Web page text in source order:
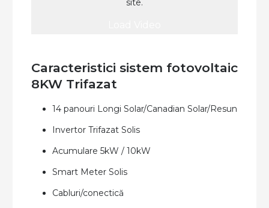
site.
Caracteristici sistem fotovoltaic
8KW Trifazat
14 panouri Longi Solar/Canadian Solar/Resun
Invertor Trifazat Solis
Acumulare 5kW / 10kW
Smart Meter Solis
Cabluri/conectică